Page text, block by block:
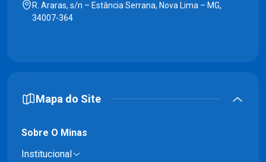
R. Araras, s/n – Estância Serrana, Nova Lima – MG,
34007-364
Mapa do Site
Sobre O Minas
Institucional